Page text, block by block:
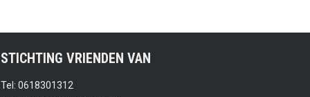
STICHTING VRIENDEN VAN
Tel: 0618301312